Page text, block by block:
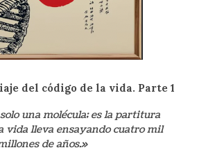
del código de la vida. Parte 1
una molécula; es la partitura
vida lleva ensayando cuatro mil
de años.»